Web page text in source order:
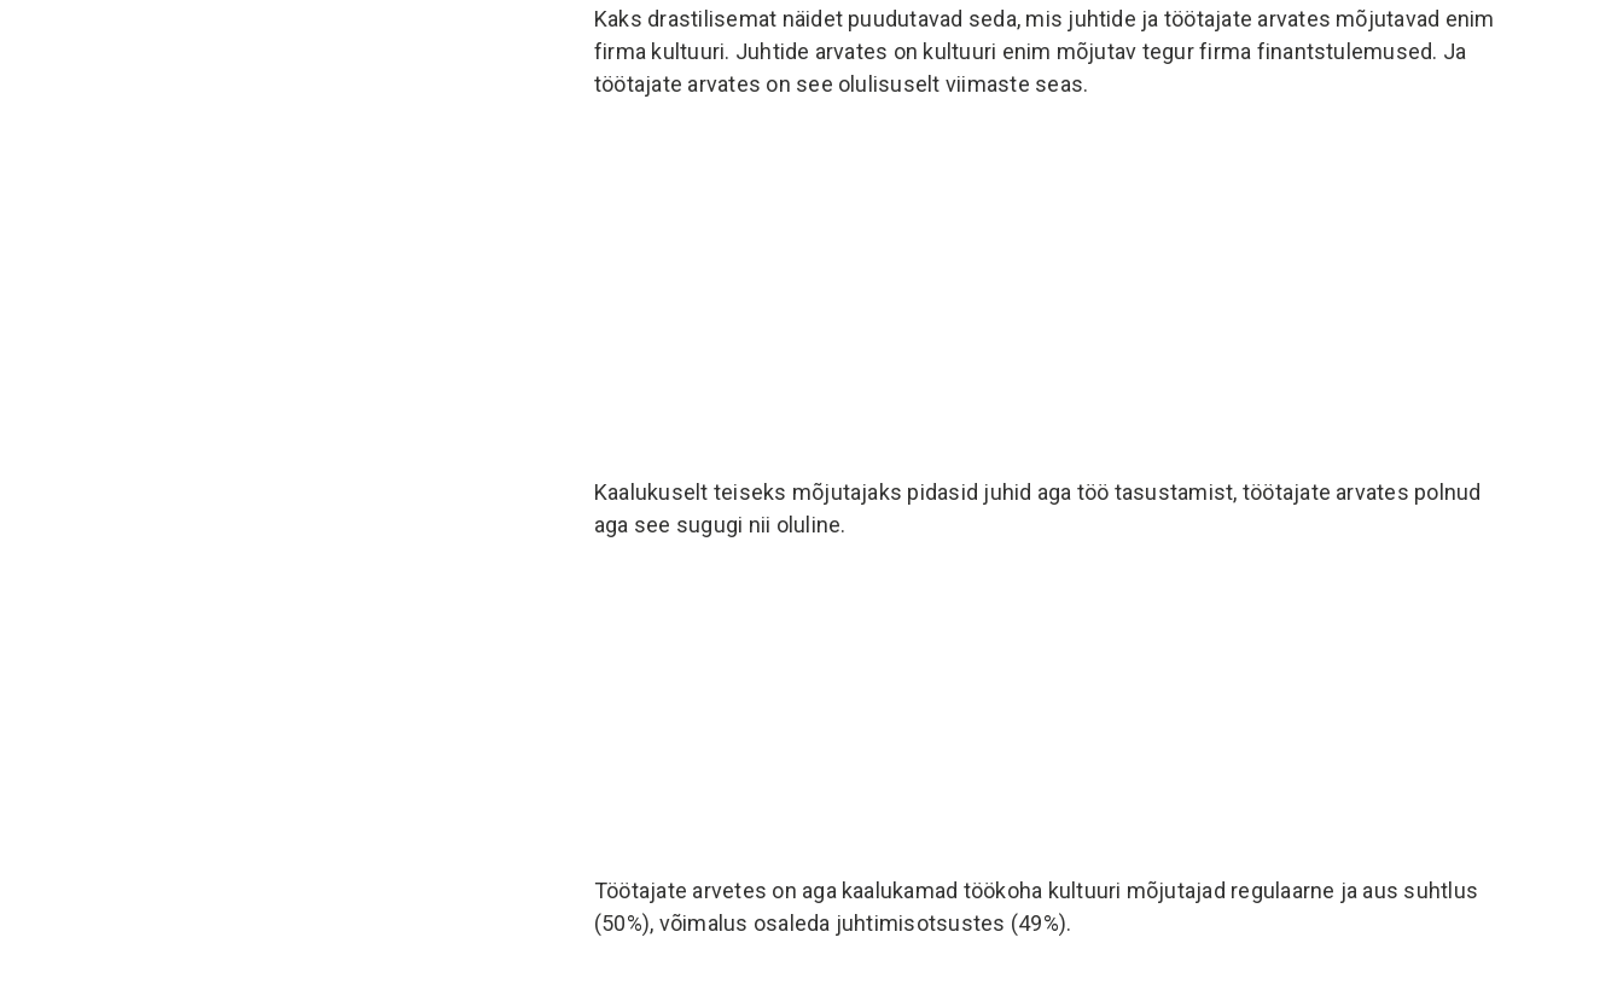
E-KURSUSED JA E-RAAMAT
e-raamat: Ajust, stressist, perfektsionismist molutamise ja õnneni
BLOGI JA PODCAST
Kaks drastilisemat näidet puudutavad seda, mis juhtide ja töötajate arvates mõjutavad enim
firma kultuuri. Juhtide arvates on kultuuri enim mõjutav tegur firma finantstulemused. Ja
töötajate arvates on see olulisuselt viimaste seas.
Kaalukuselt teiseks mõjutajaks pidasid juhid aga töö tasustamist, töötajate arvates polnud
aga see sugugi nii oluline.
Töötajate arvetes on aga kaalukamad töökoha kultuuri mõjutajad regulaarne ja aus suhtlus
(50%), võimalus osaleda juhtimisotsustes (49%).